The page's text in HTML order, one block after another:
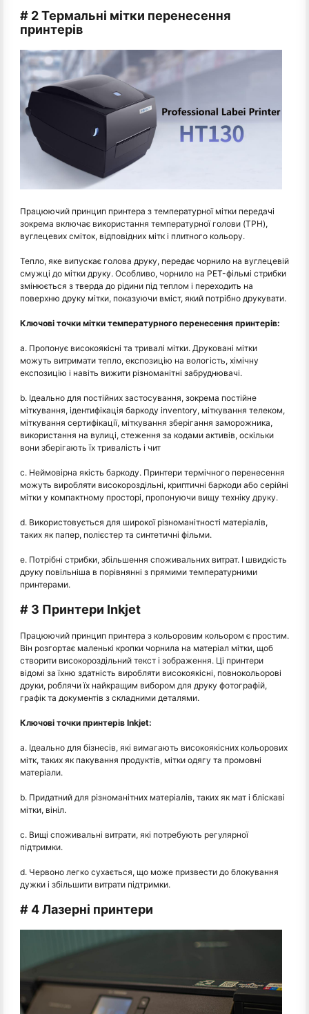
# 2 Термальні мітки перенесення
принтерів
Працюючий принцип принтера з температурної мітки передачі
зокрема включає використання температурної голови (TPH),
вуглецевих сміток, відповідних мітк і плитного кольору.
Тепло, яке випускає голова друку, передає чорнило на вуглецевій
смужці до мітки друку. Особливо, чорнило на PET-фільмі стрибки
змінюється з тверда до рідини під теплом і переходить на
поверхню друку мітки, показуючи вміст, який потрібно друкувати.
Ключові точки мітки температурного перенесення принтерів:
a. Пропонує високоякісні та тривалі мітки. Друковані мітки
можуть витримати тепло, експозицію на вологість, хімічну
експозицію і навіть вижити різноманітні забруднювачі.
b. Ідеально для постійних застосування, зокрема постійне
міткування, ідентифікація баркоду inventory, міткування телеком,
міткування сертифікації, міткування зберігання заморожника,
використання на вулиці, стеження за кодами активів, оскільки
вони зберігають їх тривалість і чит
c. Неймовірна якість баркоду. Принтери термічного перенесення
можуть виробляти високороздільні, криптичні баркоди або серійні
мітки у компактному просторі, пропонуючи вищу техніку друку.
d. Використовується для широкої різноманітності матеріалів,
таких як папер, полієстер та синтетичні фільми.
e. Потрібні стрибки, збільшення споживальних витрат. І швидкість
друку повільніша в порівнянні з прямими температурними
принтерами.
# 3 Принтери Inkjet
Працюючий принцип принтера з кольоровим кольором є простим.
Він розгортає маленькі кропки чорнила на матеріал мітки, щоб
створити високороздільний текст і зображення. Ці принтери
відомі за їхню здатність виробляти високоякісні, повнокольорові
друки, роблячи їх найкращим вибором для друку фотографій,
графік та документів з складними деталями.
Ключові точки принтерів Inkjet:
а. Ідеально для бізнесів, які вимагають високоякісних кольорових
мітк, таких як пакування продуктів, мітки одягу та промовні
матеріали.
b. Придатний для різноманітних матеріалів, таких як мат і бліскаві
мітки, вініл.
c. Вищі споживальні витрати, які потребують регулярної
підтримки.
d. Червоно легко сухається, що може призвести до блокування
дужки і збільшити витрати підтримки.
# 4 Лазерні принтери